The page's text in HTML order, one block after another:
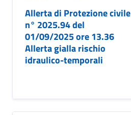
Allerta di Protezione civile
n° 2025.94 del
01/09/2025 ore 13.36
Allerta gialla rischio
idraulico-temporali